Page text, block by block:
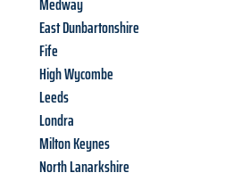
East Dunbartonshire
Fife
High Wycombe
Leeds
Londra
Milton Keynes
North Lanarkshire